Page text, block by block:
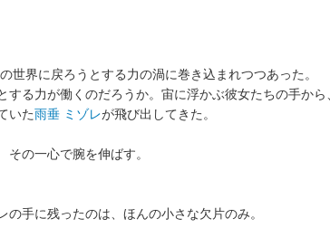
世界に戻ろうとする力の渦に巻き込まれつつあった。
る力が働くのだろうか。宙に浮かぶ彼女たちの手から
いた雨垂 ミゾレが飛び出してきた。
の一心で腕を伸ばす。
手に残ったのは、ほんの小さな欠片のみ。